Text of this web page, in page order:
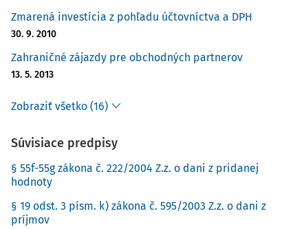
Zmarená investícia z pohľadu účtovníctva a DPH
30. 9. 2010
Zahraničné zájazdy pre obchodných partnerov
13. 5. 2013
Zobraziť všetko (16)
Súvisiace predpisy
§ 55f-55g zákona č. 222/2004 Z.z. o dani z pridanej
hodnoty
§ 19 odst. 3 písm. k) zákona č. 595/2003 Z.z. o dani z
príjmov